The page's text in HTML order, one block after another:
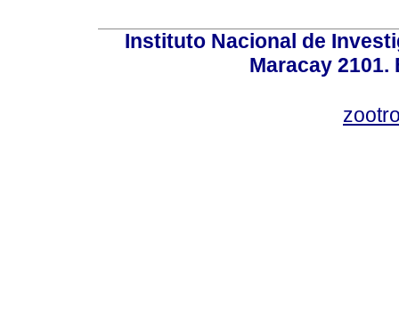
Instituto Nacional de
Maracay 2101.